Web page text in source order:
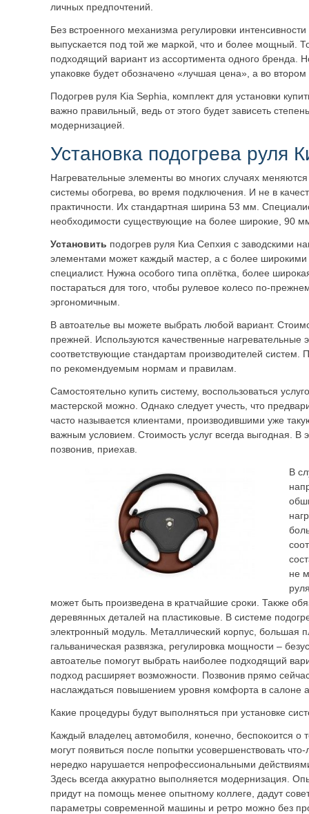
личных предпочтений.
Без встроенного механизма регулировки
выпускается под той же маркой, что и более мощный.
подходящий вариант из ассортимента одного бренда.
упаковке будет обозначено «лучшая цена», а во
Подогрев руля Kia Sephia, комплект для установки
важно правильный, ведь от этого будет зависеть
модернизацией.
Установка подогрева руля
Нагревательные элементы во многих случаях меняются
системы обогрева, во время подключения. И не в
практичности. Их стандартная ширина 53 мм.
необходимости существующие на более широкие, 90
Установить подогрев руля Киа Сепхия с заводскими
элементами может каждый мастер, а с более широкими
специалист. Нужна особого типа оплётка, более
постараться для того, чтобы рулевое колесо по-
эргономичным.
В автоателье вы можете выбрать любой вариант.
прежней. Используются качественные нагревательные
соответствующие стандартам производителей систем.
по рекомендуемым нормам и правилам.
Самостоятельно купить систему, воспользоваться
мастерской можно. Однако следует учесть, что
часто называется клиентами, производившими уже
важным условием. Стоимость услуг всегда выгодная. В
позвонив, приехав.
В
не
может быть произведена в кратчайшие сроки. Также
деревянных деталей на пластиковые. В системе
электронный модуль. Металлический корпус, большая
гальваническая развязка, регулировка мощности –
автоателье помогут выбрать наиболее подходящий
подход расширяет возможности. Позвонив прямо
наслаждаться повышением уровня комфорта в салоне
Какие процедуры будут выполняться при установке
Каждый владелец автомобиля, конечно, беспокоится о
могут появиться после попытки усовершенствовать
нередко нарушается непрофессиональными
Здесь всегда аккуратно выполняется модернизация.
придут на помощь менее опытному коллеге, дадут
параметры современной машины и ретро можно без